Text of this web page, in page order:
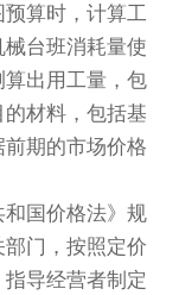
算时，计算工
台班消耗量使
出用工量，包
材料，包括基
期的市场价格
国价格法》规
门，按照定价
导经营者制定